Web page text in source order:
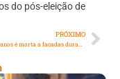
do pós-eleição de
PRÓXIMO
Jovem de 21 anos é morta a facadas durante Réveillon